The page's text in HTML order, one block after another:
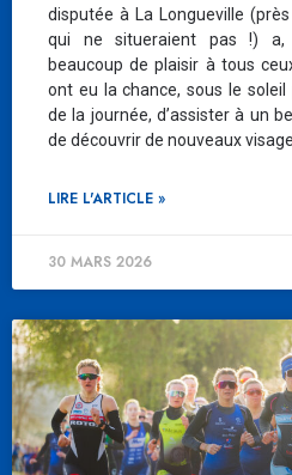
disputée à La Longueville
qui ne situeraient pas !) a,
beaucoup de plaisir à tous
ont eu la chance, sous le
de la journée, d’assister à un
de découvrir de nouveaux
LIRE L'ARTICLE »
30 MARS 2026